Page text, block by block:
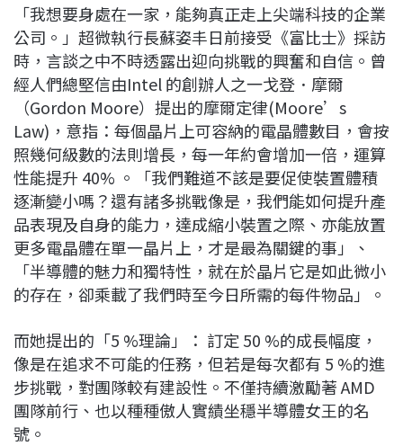
「我想要身處在一家，能夠真正走上尖端科技的企業
公司。」超微執行長蘇姿丰日前接受《富比士》採訪
時，言談之中不時透露出迎向挑戰的興奮和自信。曾
經人們總堅信由Intel 的創辦人之一戈登．摩爾
（Gordon Moore）提出的摩爾定律(Moore’s
Law)，意指：每個晶片上可容納的電晶體數目，會按
照幾何級數的法則增長，每一年約會增加一倍，運算
性能提升 40% 。「我們難道不該是要促使裝置體積
逐漸變小嗎？還有諸多挑戰像是，我們能如何提升產
品表現及自身的能力，達成縮小裝置之際、亦能放置
更多電晶體在單一晶片上，才是最為關鍵的事」、
「半導體的魅力和獨特性，就在於晶片它是如此微小
的存在，卻乘載了我們時至今日所需的每件物品」。
而她提出的「5 %理論」： 訂定 50 %的成長幅度，
像是在追求不可能的任務，但若是每次都有 5 %的進
步挑戰，對團隊較有建設性。不僅持續激勵著 AMD
團隊前行、也以種種傲人實績坐穩半導體女王的名
號。